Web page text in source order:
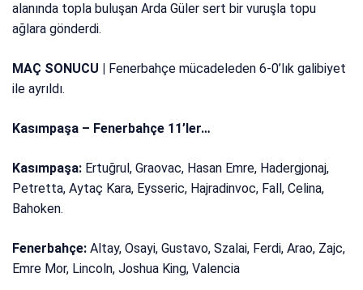
alanında topla buluşan Arda Güler sert bir vuruşla topu
ağlara gönderdi.
MAÇ SONUCU | Fenerbahçe mücadeleden 6-0’lık galibiyet
ile ayrıldı.
Kasımpaşa – Fenerbahçe 11’ler…
Kasımpaşa: Ertuğrul, Graovac, Hasan Emre, Hadergjonaj,
Petretta, Aytaç Kara, Eysseric, Hajradinvoc, Fall, Celina,
Bahoken.
Fenerbahçe: Altay, Osayi, Gustavo, Szalai, Ferdi, Arao, Zajc,
Emre Mor, Lincoln, Joshua King, Valencia